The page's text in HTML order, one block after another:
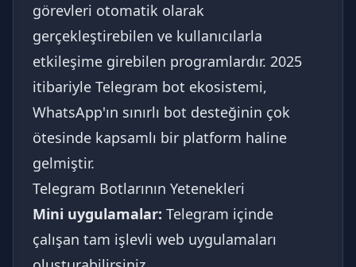
görevleri otomatik olarak
gerçekleştirebilen ve kullanıcılarla
etkileşime girebilen programlardır. 2025
itibariyle Telegram bot ekosistemi,
WhatsApp'ın sınırlı bot desteğinin çok
ötesinde kapsamlı bir platform haline
gelmiştir.
Telegram Botlarının Yetenekleri
Mini uygulamalar: Telegram içinde
çalışan tam işlevli web uygulamaları